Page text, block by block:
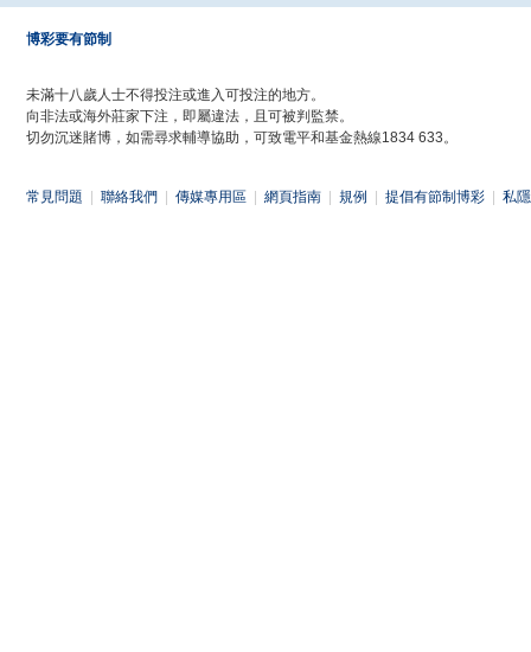
博彩要有節制
未滿十八歲人士不得投注或進入可投注的地方。
向非法或海外莊家下注，即屬違法，且可被判監禁。
切勿沉迷賭博，如需尋求輔導協助，可致電平和基金熱線1834 633。
常見問題 聯絡我們 傳媒專用區 網頁指南 規例 提倡有節制博彩 私